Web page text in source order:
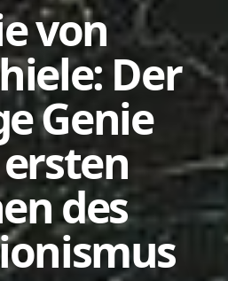
von
Der
Genie
des